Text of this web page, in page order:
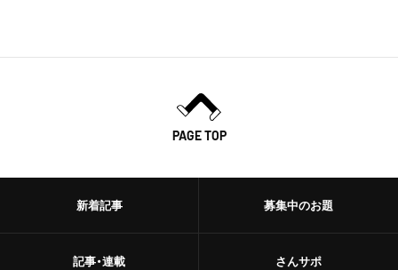
PAGE TOP
新着記事
記事・連載
募集中のお題
さんサポ